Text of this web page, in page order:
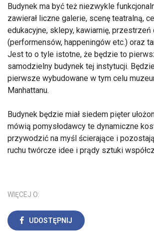
Budynek ma być też niezwykle
zawierał liczne galerie, scenę teatralną,
edukacyjne, sklepy, kawiarnię, przestrzeń
(performensów, happeningów etc.) oraz
Jest to o tyle istotne, że będzie to
samodzielny budynek tej instytucji.
pierwsze wybudowane w tym celu
Manhattanu.
Budynek będzie miał siedem pięter
mówią pomysłodawcy te dynamiczne
przywodzić na myśl ścierające i
ruchu twórcze idee i prądy sztuki
WIĘCEJ O:
UDOSTĘPNIJ